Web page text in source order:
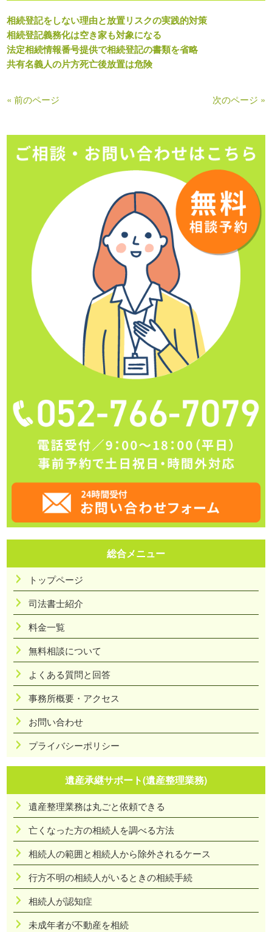
相続登記をしない理由と放置リスクの実践的対策
相続登記義務化は空き家も対象になる
法定相続情報番号提供で相続登記の書類を省略
共有名義人の片方死亡後放置は危険
« 前のページ 次のページ »
総合メニュー
トップページ
司法書士紹介
料金一覧
無料相談について
よくある質問と回答
事務所概要・アクセス
お問い合わせ
プライバシーポリシー
遺産承継サポート(遺産整理業務)
遺産整理業務は丸ごと依頼できる
亡くなった方の相続人を調べる方法
相続人の範囲と相続人から除外されるケース
行方不明の相続人がいるときの相続手続
相続人が認知症
未成年者が不動産を相続